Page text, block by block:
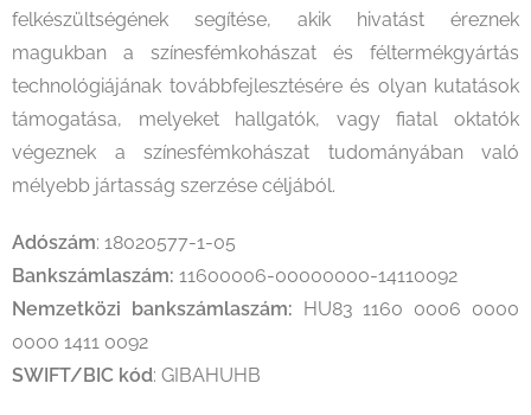
felkészültségének segítése, akik hivatást éreznek
magukban a színesfémkohászat és féltermékgyártás
technológiájának továbbfejlesztésére és olyan kutatások
támogatása, melyeket hallgatók, vagy fiatal oktatók
végeznek a színesfémkohászat tudományában való
mélyebb jártasság szerzése céljából.
Adószám: 18020577-1-05
Bankszámlaszám: 11600006-00000000-14110092
Nemzetközi bankszámlaszám: HU83 1160 0006 0000
0000 1411 0092
SWIFT/BIC kód: GIBAHUHB